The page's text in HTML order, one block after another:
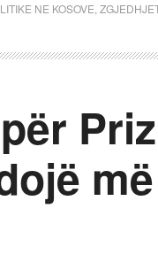
NE KOSOVE